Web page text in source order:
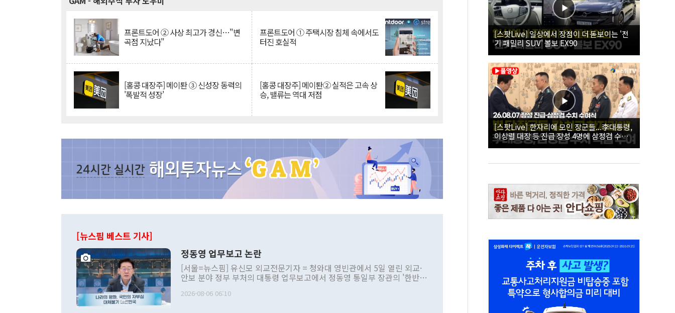
프론트도어 ② 사상 최고가 경신…"변
곡점 지났다"
프론트도어 ① 주택시장 침체 속에서도
터진 호실적
[홍콩 대장주] 메이퇀 ③ 신성장 동력의
'폭발적 성장'
[홍콩 대장주] 메이퇀② 실적은 고속 상
승, 밸류는 역대 저점
[뉴스핌 베스트 기사]
정동영 업무보고 논란
[서울=뉴스핌] 유신모 외교전문기자 = 청와대 영빈관에서 5일 열린 외교·
안보 분야 정부 부처의 대통령 업무보고에서 정동영 통일부 장관의 '한반도
발언 중에는 정부 내 조율을 거치지 않은 사안을 정책으로 추진하겠다고 공
2026-08-06 06:10
[스팟Live] 일상에서 장점이 더 돋보이는 '전
기 패밀리 SUV' 볼보 EX90
[스팟Live] 한자리에 모인 장군들...李대통령,
이상렬 대장 등 진급 장성 4명에 삼정검 수치
직접 수여｜26.08.07 장성 진급·삼정검 수치